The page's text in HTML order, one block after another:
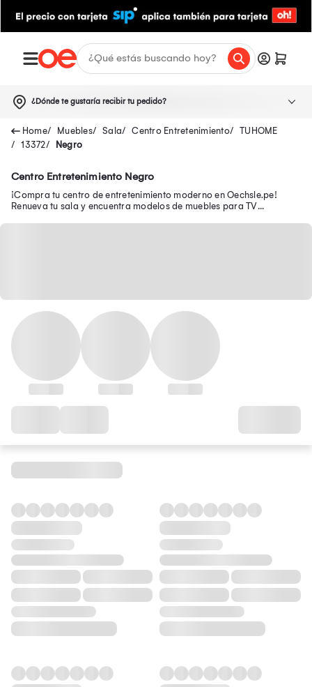
¿Dónde te gustaría recibir tu pedido?
Muebles Sala Centro Entretenimiento
TUHOME
13372
Negro
Centro Entretenimiento Negro
¡Compra tu centro de entretenimiento moderno en Oechsle.pe!
Renueva tu sala y encuentra modelos de muebles para TV